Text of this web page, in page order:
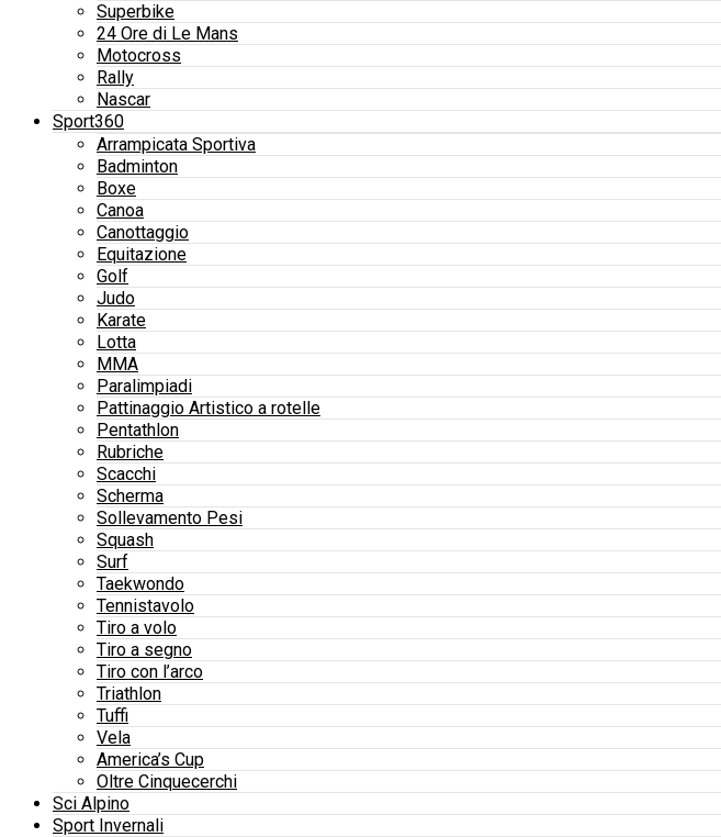
Superbike
24 Ore di Le Mans
Motocross
Rally
Nascar
Sport360
Arrampicata Sportiva
Badminton
Boxe
Canoa
Canottaggio
Equitazione
Golf
Judo
Karate
Lotta
MMA
Paralimpiadi
Pattinaggio Artistico a rotelle
Pentathlon
Rubriche
Scacchi
Scherma
Sollevamento Pesi
Squash
Surf
Taekwondo
Tennistavolo
Tiro a volo
Tiro a segno
Tiro con l’arco
Triathlon
Tuffi
Vela
America’s Cup
Oltre Cinquecerchi
Sci Alpino
Sport Invernali